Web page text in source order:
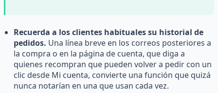
Recuerda a los clientes habituales su historial de
pedidos. Una línea breve en los correos posteriores a
la compra o en la página de cuenta, que diga a
quienes recompran que pueden volver a pedir con un
clic desde Mi cuenta, convierte una función que quizá
nunca notarían en una que usan cada vez.